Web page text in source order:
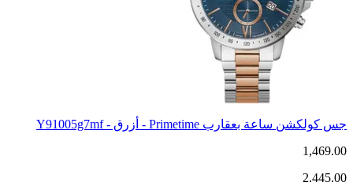
جس كولكشن ساعة بعقارب Primetime - أزرق - Y91005g7mf
1,469.00
2,445.00